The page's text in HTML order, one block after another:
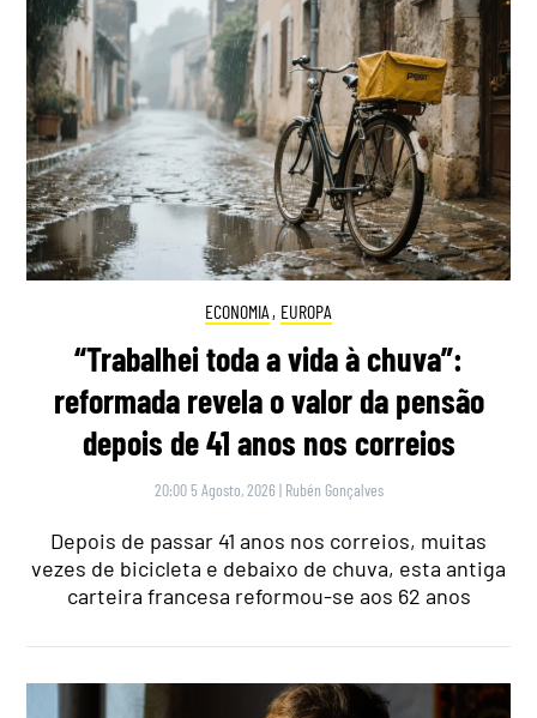
ECONOMIA , EUROPA
“Trabalhei toda a vida à chuva”:
reformada revela o valor da pensão
depois de 41 anos nos correios
20:00 5 Agosto, 2026 | Rubén Gonçalves
Depois de passar 41 anos nos correios, muitas
vezes de bicicleta e debaixo de chuva, esta antiga
carteira francesa reformou-se aos 62 anos